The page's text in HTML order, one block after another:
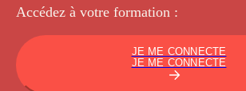
Accédez à votre formation :
JE ME CONNECTE
JE ME CONNECTE